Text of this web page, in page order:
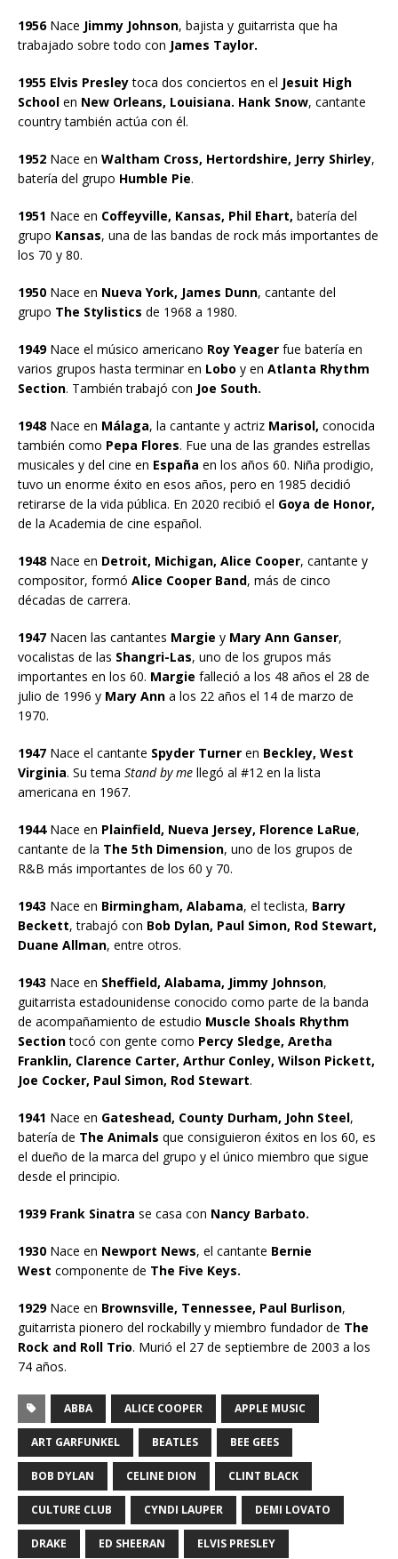
1956Nace Jimmy Johnson, bajista y guitarrista que ha
trabajado sobre todo con James Taylor.
1955 Elvis Presleytoca dos conciertos en el Jesuit High
School en New Orleans, Louisiana. Hank Snow, cantante
country también actúa con él.
1952 Nace en Waltham Cross, Hertordshire, Jerry Shirley,
batería del grupo Humble Pie.
1951 Nace en Coffeyville, Kansas, Phil Ehart, batería del
grupo Kansas, una de las bandas de rock más importantes de
los 70 y 80.
1950 Nace en Nueva York, James Dunn, cantante del
grupo The Stylistics de 1968 a 1980.
1949Nace el músico americano Roy Yeager fue batería en
varios grupos hasta terminar en Lobo y en Atlanta Rhythm
Section. También trabajó con Joe South.
1948 Nace en Málaga, la cantante y actriz Marisol, conocida
también como Pepa Flores. Fue una de las grandes estrellas
musicales y del cine en España en los años 60. Niña prodigio,
tuvo un enorme éxito en esos años, pero en 1985 decidió
retirarse de la vida pública. En 2020 recibió el Goya de Honor,
de la Academia de cine español.
1948 Nace en Detroit, Michigan, Alice Cooper, cantante y
compositor, formó Alice Cooper Band, más de cinco
décadas de carrera.
1947 Nacen las cantantes Margie y Mary Ann Ganser,
vocalistas de las Shangri-Las, uno de los grupos más
importantes en los 60. Margie falleció a los 48 años el 28 de
julio de 1996 y Mary Ann a los 22 años el 14 de marzo de
1970.
1947 Nace el cantante Spyder Turner en Beckley, West
Virginia. Su tema Stand by me llegó al #12 en la lista
americana en 1967.
1944Nace en Plainfield, Nueva Jersey, Florence LaRue,
cantante de la The 5th Dimension, uno de los grupos de
R&B más importantes de los 60 y 70.
1943 Nace en Birmingham, Alabama, el teclista, Barry
Beckett, trabajó con Bob Dylan, Paul Simon, Rod Stewart,
Duane Allman, entre otros.
1943 Nace en Sheffield, Alabama, Jimmy Johnson,
guitarrista estadounidense conocido como parte de la banda
de acompañamiento de estudio Muscle Shoals Rhythm
Sectiontocó con gente como Percy Sledge, Aretha
Franklin, Clarence Carter, Arthur Conley, Wilson Pickett,
Joe Cocker, Paul Simon, Rod Stewart.
1941 Nace en Gateshead, County Durham, John Steel,
batería de The Animals que consiguieron éxitos en los 60, es
el dueño de la marca del grupo y el único miembro que sigue
desde el principio.
1939 Frank Sinatra se casa con Nancy Barbato.
1930 Nace en Newport News, el cantante Bernie
West componente de The Five Keys.
1929Nace en Brownsville, Tennessee, Paul Burlison,
guitarrista pionero del rockabilly y miembro fundador de The
Rock and Roll Trio. Murió el 27 de septiembre de 2003 a los
74 años.
ABBA ALICE COOPER APPLE MUSIC
ART GARFUNKEL BEATLES BEE GEES
BOB DYLAN CELINE DION CLINT BLACK
CULTURE CLUB CYNDI LAUPER DEMI LOVATO
DRAKE ED SHEERAN ELVIS PRESLEY